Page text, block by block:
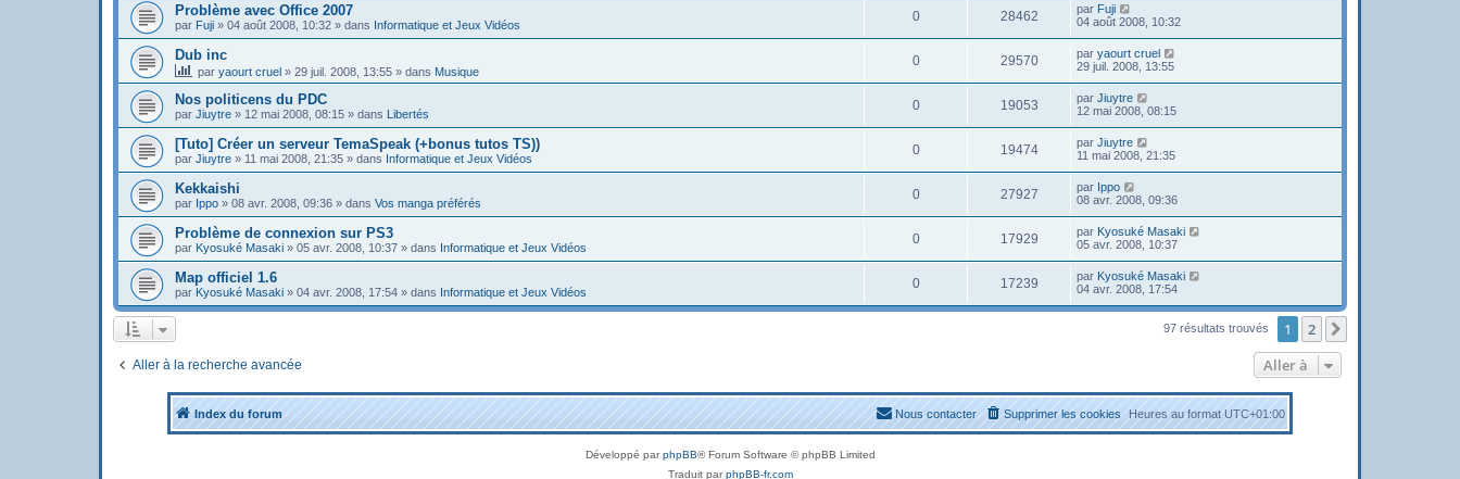
Problème avec Office 2007
par Fuji » 04 août 2008, 10:32 » dans Informatique et Jeux Vidéos
0 28462 par Fuji
04 août 2008, 10:32
Dub inc
par yaourt cruel » 29 juil. 2008, 13:55 » dans Musique
0 29570 par yaourt cruel
29 juil. 2008, 13:55
Nos politicens du PDC
par Jiuytre » 12 mai 2008, 08:15 » dans Libertés
0 19053 par Jiuytre
12 mai 2008, 08:15
[Tuto] Créer un serveur TemaSpeak (+bonus tutos TS))
par Jiuytre » 11 mai 2008, 21:35 » dans Informatique et Jeux Vidéos
0 19474 par Jiuytre
11 mai 2008, 21:35
Kekkaishi
par Ippo » 08 avr. 2008, 09:36 » dans Vos manga préférés
0 27927 par Ippo
08 avr. 2008, 09:36
Problème de connexion sur PS3
par Kyosuké Masaki » 05 avr. 2008, 10:37 » dans Informatique et Jeux Vidéos
0 17929 par Kyosuké Masaki
05 avr. 2008, 10:37
Map officiel 1.6
par Kyosuké Masaki » 04 avr. 2008, 17:54 » dans Informatique et Jeux Vidéos
0 17239 par Kyosuké Masaki
04 avr. 2008, 17:54
97 résultats trouvés 1 2
Aller à la recherche avancée Aller à
Index du forum Heures au formatUTC+01:00
Supprimer les cookies
Nous contacter
Développé parphpBB® Forum Software © phpBB Limited
Traduit parphpBB-fr.com